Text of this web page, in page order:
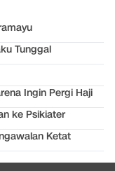
Tunggal
Ingin Pergi Haji
ke Psikiater
Ketat